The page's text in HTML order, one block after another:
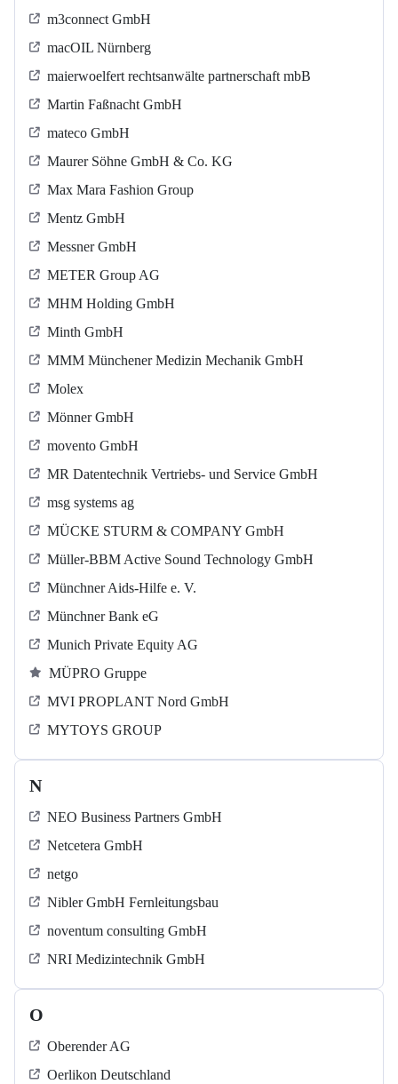
m3connect GmbH
macOIL Nürnberg
maierwoelfert rechtsanwälte partnerschaft mbB
Martin Faßnacht GmbH
mateco GmbH
Maurer Söhne GmbH & Co. KG
Max Mara Fashion Group
Mentz GmbH
Messner GmbH
METER Group AG
MHM Holding GmbH
Minth GmbH
MMM Münchener Medizin Mechanik GmbH
Molex
Mönner GmbH
movento GmbH
MR Datentechnik Vertriebs- und Service GmbH
msg systems ag
MÜCKE STURM & COMPANY GmbH
Müller-BBM Active Sound Technology GmbH
Münchner Aids-Hilfe e. V.
Münchner Bank eG
Munich Private Equity AG
MÜPRO Gruppe
MVI PROPLANT Nord GmbH
MYTOYS GROUP
N
NEO Business Partners GmbH
Netcetera GmbH
netgo
Nibler GmbH Fernleitungsbau
noventum consulting GmbH
NRI Medizintechnik GmbH
O
Oberender AG
Oerlikon Deutschland